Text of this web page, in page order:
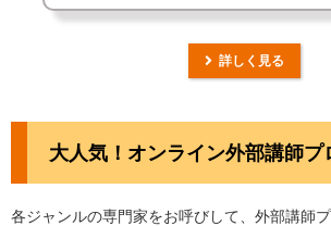
詳しく見る
大人気！オンライン外部講師プ
各ジャンルの専門家をお呼びして、外部講師